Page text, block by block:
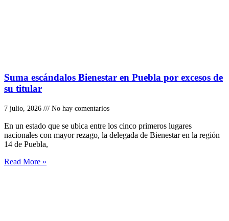
Suma escándalos Bienestar en Puebla por excesos de
su titular
7 julio, 2026 No hay comentarios
En un estado que se ubica entre los cinco primeros lugares
nacionales con mayor rezago, la delegada de Bienestar en la región
14 de Puebla,
Read More »